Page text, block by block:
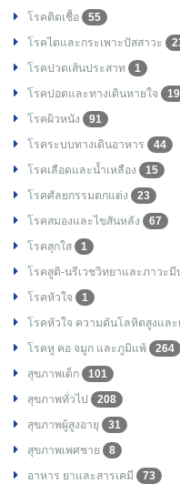
โรคติดเชื้อ
55
โรคไตและกระเพาะปัสสาวะ
โรคปวดเส้นประสาท
1
โรคปอดและทางเดินหายใจ
19
โรคผิวหนัง
91
โรคระบบทางเดินอาหาร
44
โรคเลือดและน้ำเหลือง
15
โรคศัลยกรรมตกแต่ง
23
โรคสมองและไขสันหลัง
67
โรคสุกใส
1
โรคสูติ-นรีเวชวิทยาและภาวะมี
โรคหัวใจ
1
โรคหัวใจ ความดันโลหิตสูงและ
โรคหู คอ จมูก และภูมิแพ้
264
สุขภาพเด็ก
101
สุขภาพทั่วไป
208
สุขภาพผู้สูงอายุ
31
สุขภาพเพศชาย
8
อาหาร ยาและสารเคมี
73